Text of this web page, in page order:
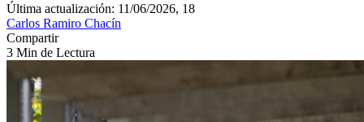
Última actualización: 11/06/2026, 18
Carlos Ramiro Chacín
Compartir
3 Min de Lectura